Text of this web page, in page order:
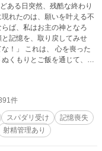
ある日突然、残酷な終わり
記憶を、取り戻してみせ
くもりとご飯を通じて、も
よる射精管理あり） 誰の性
い。 この作品は番
済みです。
件
スパダリ受け
記憶喪失
射精管理あり